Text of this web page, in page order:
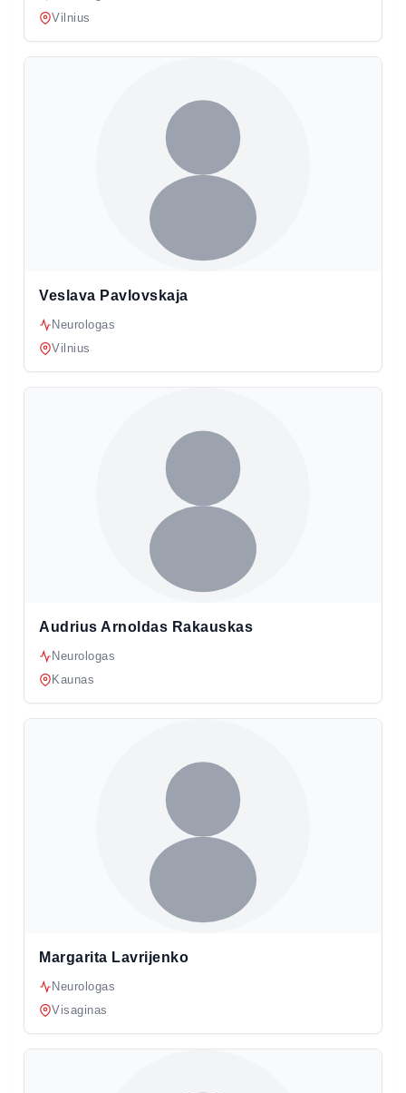
Vilnius
Veslava Pavlovskaja
Neurologas
Vilnius
Audrius Arnoldas Rakauskas
Neurologas
Kaunas
Margarita Lavrijenko
Neurologas
Visaginas